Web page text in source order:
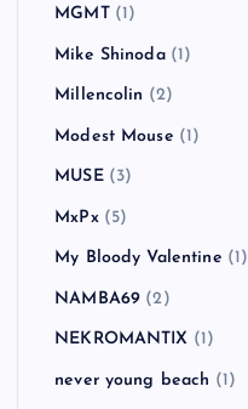
MGMT(1)
Mike Shinoda(1)
Millencolin (2)
Modest Mouse (1)
MUSE(3)
MxPx(5)
My Bloody Valentine (1)
NAMBA69 (2)
NEKROMANTIX (1)
never young beach (1)